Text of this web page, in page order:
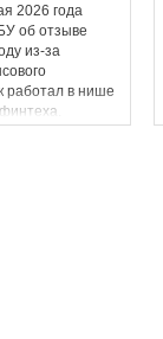
2026 года
об отзыве
из-за
работал в нише